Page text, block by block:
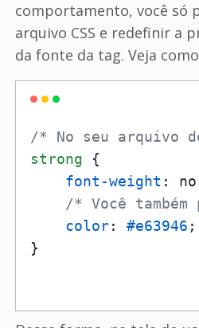
comportamento, você só
arquivo CSS e redefinir a
da fonte da tag. Veja
/* No seu
strong {
font-weight :
/* Você
color: #e63946 ;